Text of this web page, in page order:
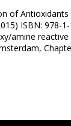
of
ISBN: 978-
amine